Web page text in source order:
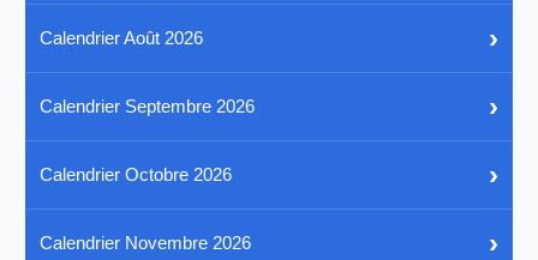
Calendrier Août 2026 ›
Calendrier Septembre 2026 ›
Calendrier Octobre 2026 ›
Calendrier Novembre 2026 ›